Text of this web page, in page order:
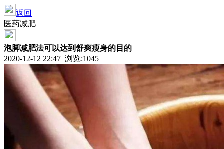
返回
医药减肥
泡脚减肥法可以达到舒爽瘦身的目的
2020-12-12 22:47 浏览:1045